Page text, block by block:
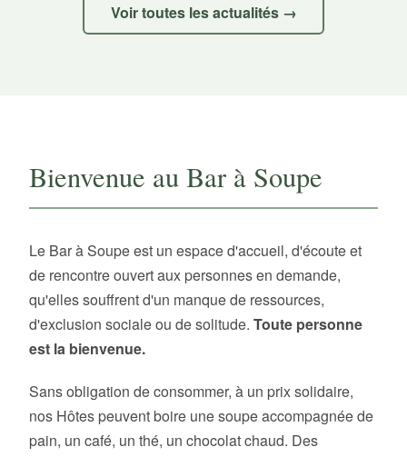
Voir toutes les actualités →
Bienvenue au Bar à Soupe
Le Bar à Soupe est un espace d'accueil, d'écoute et
de rencontre ouvert aux personnes en demande,
qu'elles souffrent d'un manque de ressources,
d'exclusion sociale ou de solitude. Toute personne
est la bienvenue.
Sans obligation de consommer, à un prix solidaire,
nos Hôtes peuvent boire une soupe accompagnée de
pain, un café, un thé, un chocolat chaud. Des